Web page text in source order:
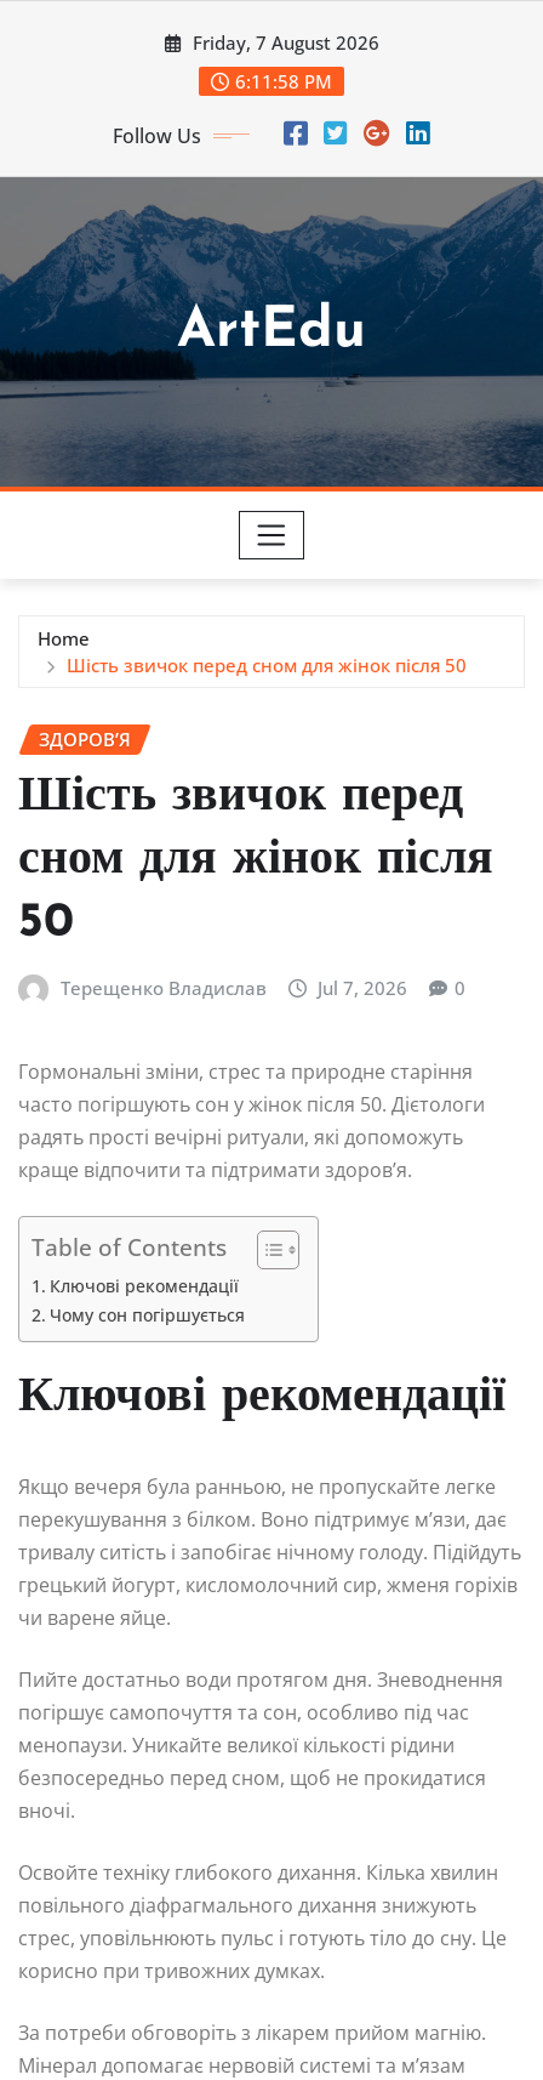
Friday, 7 August 2026
6:12:00 PM
Follow Us
ArtEdu
Home
Шість звичок перед сном для жінок після 50
ЗДОРОВ’Я
Шість звичок перед
сном для жінок після
50
Терещенко Владислав Jul 7, 2026 0
Гормональні зміни, стрес та природне старіння
часто погіршують сон у жінок після 50. Дієтологи
радять прості вечірні ритуали, які допоможуть
краще відпочити та підтримати здоров’я.
Table of Contents
Ключові рекомендації
Чому сон погіршується
Ключові рекомендації
Якщо вечеря була ранньою, не пропускайте легке
перекушування з білком. Воно підтримує м’язи, дає
тривалу ситість і запобігає нічному голоду. Підійдуть
грецький йогурт, кисломолочний сир, жменя горіхів
чи варене яйце.
Пийте достатньо води протягом дня. Зневоднення
погіршує самопочуття та сон, особливо під час
менопаузи. Уникайте великої кількості рідини
безпосередньо перед сном, щоб не прокидатися
вночі.
Освойте техніку глибокого дихання. Кілька хвилин
повільного діафрагмального дихання знижують
стрес, уповільнюють пульс і готують тіло до сну. Це
корисно при тривожних думках.
За потреби обговоріть з лікарем прийом магнію.
Мінерал допомагає нервовій системі та м’язам